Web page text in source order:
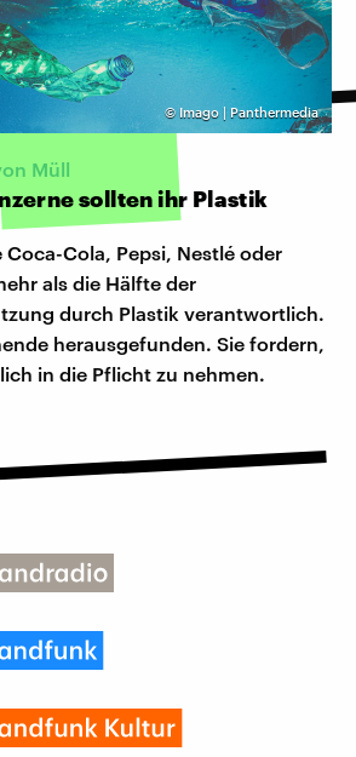
© Imago | Panthermedia
Müll
sollten ihr Plastik
Cola, Pepsi, Nestlé oder
als die Hälfte der
durch Plastik verantwortlich.
herausgefunden. Sie fordern,
in die Pflicht zu nehmen.